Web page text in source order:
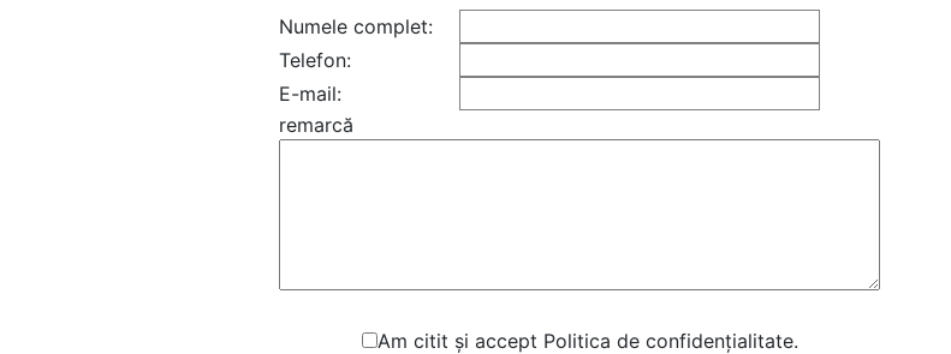
Numele complet:
Telefon:
E-mail:
remarcă
Am citit și accept Politica de confidențialitate.